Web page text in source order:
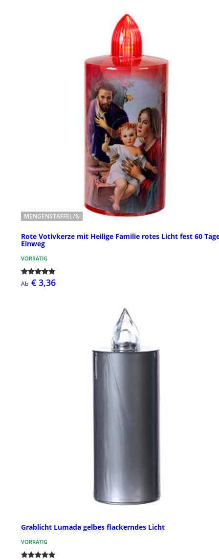
MENGENSTAFFEL/N
Rote Votivkerze mit Heilige Familie rotes Licht fest 60
Einweg
VORRÄTIG
Ab € 3,36
Grablicht Lumada gelbes flackerndes Licht
VORRÄTIG